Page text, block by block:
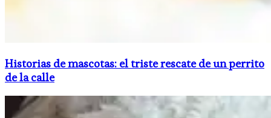
Historias de mascotas: el triste rescate de un perrito
de la calle